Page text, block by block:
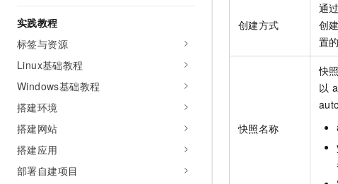
实践教程
标签与资源
Linux基础教程
Windows基础教程
搭建环境
搭建网站
搭建应用
部署自建项目
创建方式
通
创
置
快照名称
快
以